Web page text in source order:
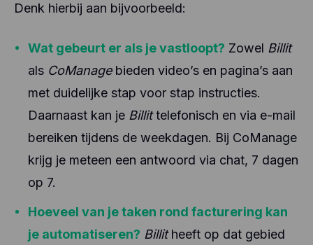
Denk hierbij aan bijvoorbeeld:
Wat gebeurt er als je vastloopt? Zowel Billit
als CoManagebieden video’s en pagina’s aan
met duidelijke stap voor stap instructies.
Daarnaast kan je Billittelefonisch en via e-mail
bereiken tijdens de weekdagen. Bij CoManage
krijg je meteen een antwoord via chat, 7 dagen
op 7.
Hoeveel van je taken rond facturering kan
je automatiseren? Billitheeft op dat gebied